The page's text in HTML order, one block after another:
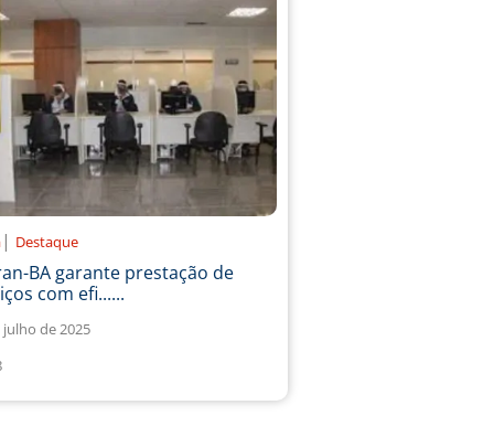
| Destaque
BA garante prestação de
com efi......
julho de 2025